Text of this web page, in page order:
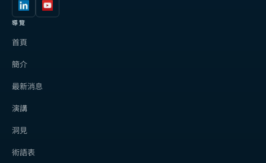
導覽
首頁
簡介
最新消息
演講
洞見
術語表